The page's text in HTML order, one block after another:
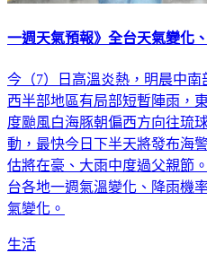
一週天氣預報》全台天氣變化
今（7）日高溫炎熱，明晨中南
西半部地區有局部短暫陣雨，
度颱風白海豚朝偏西方向往琉
動，最快今日下半天將發布海
估將在豪、大雨中度過父親節
台各地一週氣溫變化、降雨機
氣變化。
生活